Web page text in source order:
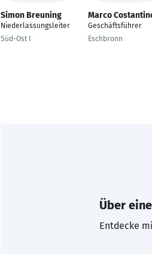
Simon Breuning
Niederlassungsleiter
Süd-Ost I
Marco
Geschäftsführer
Eschbronn
Über
Entdecke